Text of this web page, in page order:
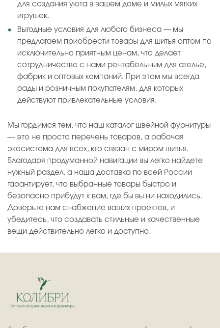
для создания уюта в вашем доме и милых мягких
игрушек.
Выгодные условия для любого бизнеса — мы
предлагаем приобрести товары для шитья оптом по
исключительно приятным ценам, что делает
сотрудничество с нами рентабельным для ателье,
фабрик и оптовых компаний. При этом мы всегда
рады и розничным покупателям, для которых
действуют привлекательные условия.
Мы гордимся тем, что наш каталог швейной фурнитуры
— это не просто перечень товаров, а рабочая
экосистема для всех, кто связан с миром шитья.
Благодаря продуманной навигации вы легко найдете
нужный раздел, а наша доставка по всей России
гарантирует, что выбранные товары быстро и
безопасно прибудут к вам, где бы вы ни находились.
Доверьте нам снабжение ваших проектов, и
убедитесь, что создавать стильные и качественные
вещи действительно легко и доступно.